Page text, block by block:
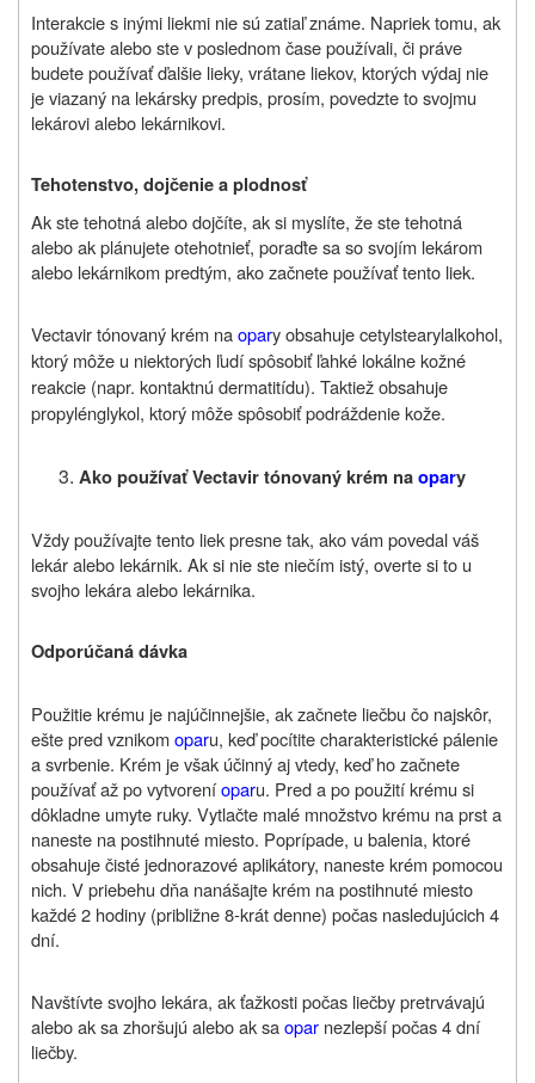
Interakcie s inými liekmi nie sú zatiaľ známe. Napriek tomu, ak
používate alebo ste v poslednom čase používali, či práve
budete používať ďalšie lieky, vrátane liekov, ktorých výdaj nie
je viazaný na lekársky predpis, prosím, povedzte to svojmu
lekárovi alebo lekárnikovi.
Tehotenstvo, dojčenie a plodnosť
Ak ste tehotná alebo dojčíte, ak si myslíte, že ste tehotná
alebo ak plánujete otehotnieť, poraďte sa so svojím lekárom
alebo lekárnikom predtým, ako začnete používať tento liek.
Vectavir tónovaný krém naopary obsahuje cetylstearylalkohol,
ktorý môže u niektorých ľudí spôsobiť ľahké lokálne kožné
reakcie (napr. kontaktnú dermatitídu). Taktiež obsahuje
propylénglykol, ktorý môže spôsobiť podráždenie kože.
Ako používať Vectavir tónovaný krém naopary
Vždy používajte tento liek presne tak, ako vám povedal váš
lekár alebo lekárnik. Ak si nie ste niečím istý, overte si to u
svojho lekára alebo lekárnika.
Odporúčaná dávka
Použitie krému je najúčinnejšie, ak začnete liečbu čo najskôr,
ešte pred vznikomoparu, keď pocítite charakteristické pálenie
a svrbenie. Krém je však účinný aj vtedy, keď ho začnete
používať až po vytvoreníoparu. Pred a po použití krému si
dôkladne umyte ruky. Vytlačte malé množstvo krému na prst a
naneste na postihnuté miesto. Poprípade, u balenia, ktoré
obsahuje čisté jednorazové aplikátory, naneste krém pomocou
nich. V priebehu dňa nanášajte krém na postihnuté miesto
každé 2 hodiny (približne 8-krát denne) počas nasledujúcich 4
dní.
Navštívte svojho lekára, ak ťažkosti počas liečby pretrvávajú
alebo ak sa zhoršujú alebo ak saopar nezlepší počas 4 dní
liečby.